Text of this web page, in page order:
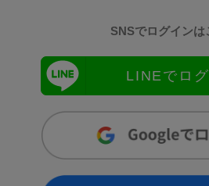
SNSでログインは
LINEでログ